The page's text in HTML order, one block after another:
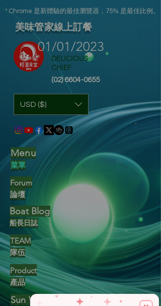
(02) 6604-0655
USD ($)
Menu
菜單
Forum
論壇
Boat Blog
船長日誌
TEAM
隊伍
Product
產品
Sun WuKong
* Chrome 是新體驗的最佳瀏覽器，75% 是最佳比例。
美味管家線上訂餐
DELICIOUS
CHIEF
01/01/2023